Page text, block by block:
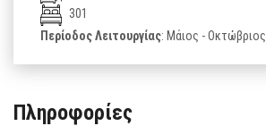
301
Περίοδος Λειτουργίας: Μάιος - Οκτώβριος
Πληροφορίες